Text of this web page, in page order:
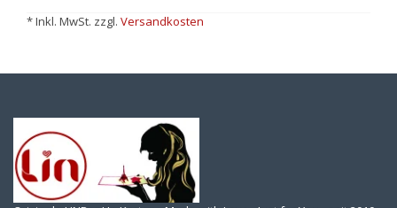
* Inkl. MwSt. zzgl. Versandkosten